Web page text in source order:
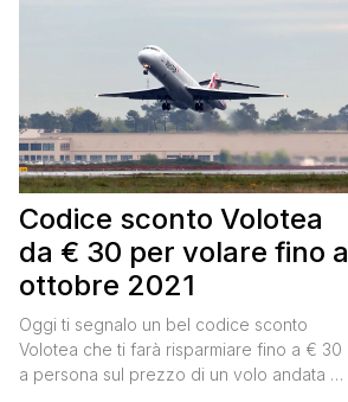
Codice sconto Volotea
da € 30 per volare fino a
ottobre 2021
Oggi ti segnalo un bel codice sconto
Volotea che ti farà risparmiare fino a € 30
a persona sul prezzo di un volo andata e